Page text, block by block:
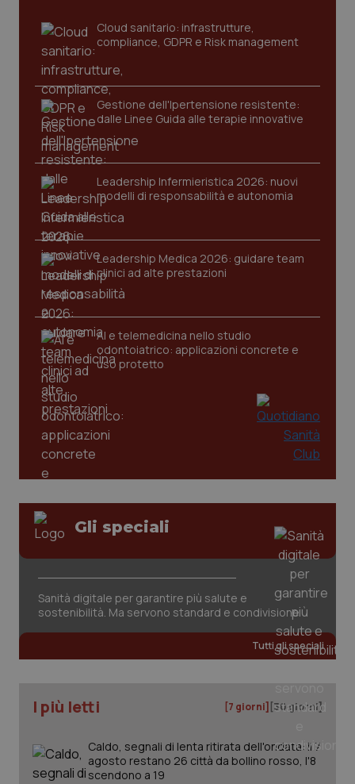
Cloud sanitario: infrastrutture,
compliance, GDPR e Risk management
Gestione dell'Ipertensione resistente:
dalle Linee Guida alle terapie innovative
Leadership Infermieristica 2026: nuovi
modelli di responsabilità e autonomia
Leadership Medica 2026: guidare team
clinici ad alte prestazioni
AI e telemedicina nello studio
odontoiatrico: applicazioni concrete e
uso protetto
Gli speciali
Sanità digitale per garantire più salute e
sostenibilità. Ma servono standard e condivisione
Tutti gli speciali
I più letti [7 giorni] [30 giorni]
Caldo, segnali di lenta ritirata dell'ondata: il 7
agosto restano 26 città da bollino rosso, l'8
scendono a 19
protette del sito. Il sito web non è in grado di
funzionare correttamente senza questi cookie.
Nome
VISITOR_PRIVACY_METADATA
YouTube
.youtube.com
CookieScriptConsent
CookieScript
www.quotidianosanita.it
tracking-enable
tracking-sites-ironfish-
www.quotidianosanita.it
2